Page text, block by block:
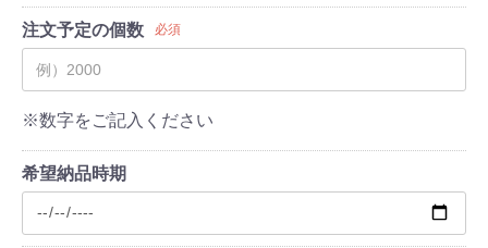
注文予定の個数 必須
※数字をご記入ください
希望納品時期